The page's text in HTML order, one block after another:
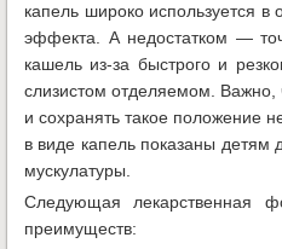
капель широко используется
эффекта. А недостатком —
кашель из-за быстрого и
слизистом отделяемом. Важно,
и сохранять такое положение
в виде капель показаны детям
мускулатуры.
Следующая лекарственная
преимуществ: